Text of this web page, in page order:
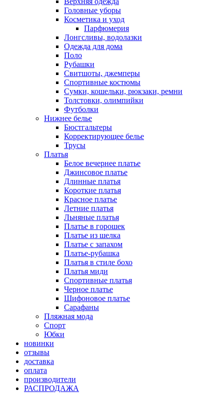
Головные уборы
Косметика и уход
Парфюмерия
Лонгсливы, водолазки
Одежда для дома
Поло
Рубашки
Свитшоты, джемперы
Спортивные костюмы
Сумки, кошельки, рюкзаки, ремни
Толстовки, олимпийки
Футболки
Нижнее белье
Бюстгальтеры
Корректирующее белье
Трусы
Платья
Белое вечернее платье
Джинсовое платье
Длинные платья
Короткие платья
Красное платье
Летние платья
Льняные платья
Платье в горошек
Платье из шелка
Платье с запахом
Платье-рубашка
Платья в стиле бохо
Платья миди
Спортивные платья
Черное платье
Шифоновое платье
Сарафаны
Пляжная мода
Спорт
Юбки
новинки
отзывы
доставка
оплата
производители
РАСПРОДАЖА